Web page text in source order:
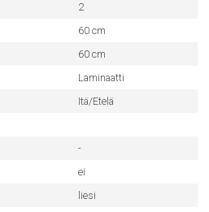
2
60 cm
60 cm
Laminaatti
Itä/Etelä
-
ei
liesi